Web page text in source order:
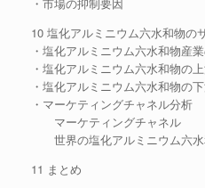
10 塩化アルミニウム六水和物の
・塩化アルミニウム六水和物産
・塩化アルミニウム六水和物の
・塩化アルミニウム六水和物の
・マーケティングチャネル分析
マーケティングチャネル
世界の塩化アルミニウム六水
11 まとめ